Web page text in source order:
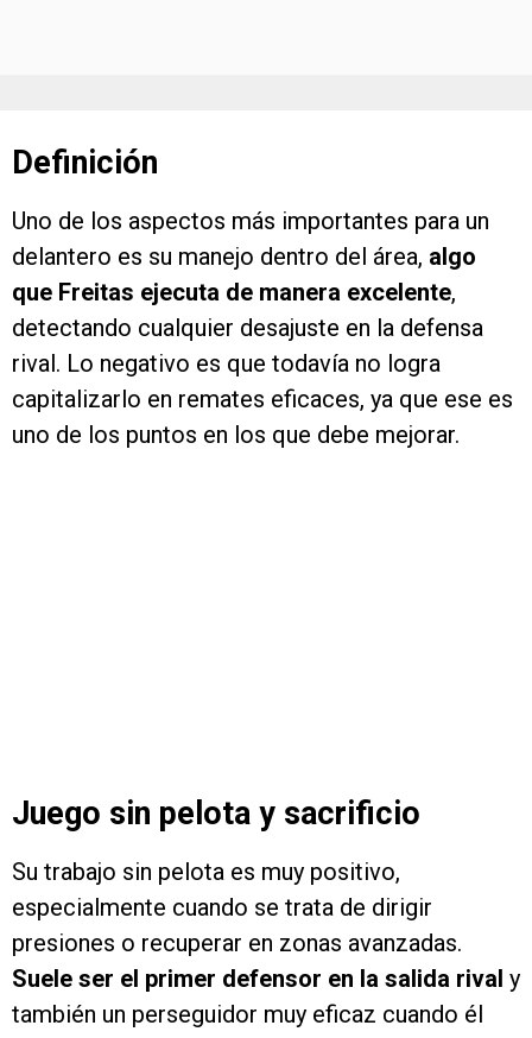
Definición
Uno de los aspectos más importantes para un
delantero es su manejo dentro del área, algo
que Freitas ejecuta de manera excelente,
detectando cualquier desajuste en la defensa
rival. Lo negativo es que todavía no logra
capitalizarlo en remates eficaces, ya que ese es
uno de los puntos en los que debe mejorar.
Juego sin pelota y sacrificio
Su trabajo sin pelota es muy positivo,
especialmente cuando se trata de dirigir
presiones o recuperar en zonas avanzadas.
Suele ser el primer defensor en la salida rival y
también un perseguidor muy eficaz cuando él